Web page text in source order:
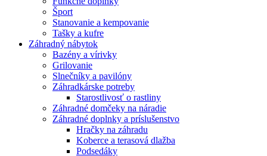
Šport
Stanovanie a kempovanie
Tašky a kufre
Záhradný nábytok
Bazény a vírivky
Grilovanie
Slnečníky a pavilóny
Záhradkárske potreby
Starostlivosť o rastliny
Záhradné domčeky na náradie
Záhradné doplnky a príslušenstvo
Hračky na záhradu
Koberce a terasová dlažba
Podsedáky